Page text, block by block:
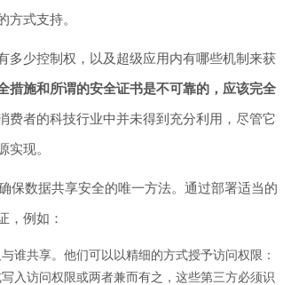
式支持。
多少控制权，以及超级应用内有哪些机制来获
措施和所谓的安全证书是不可靠的，应该完全
费者的科技行业中并未得到充分利用，尽管它
实现。
保数据共享安全的唯一方法。通过部署适当的
，例如：
谁共享。他们可以以精细的方式授予访问权限：
入访问权限或两者兼而有之，这些第三方必须识